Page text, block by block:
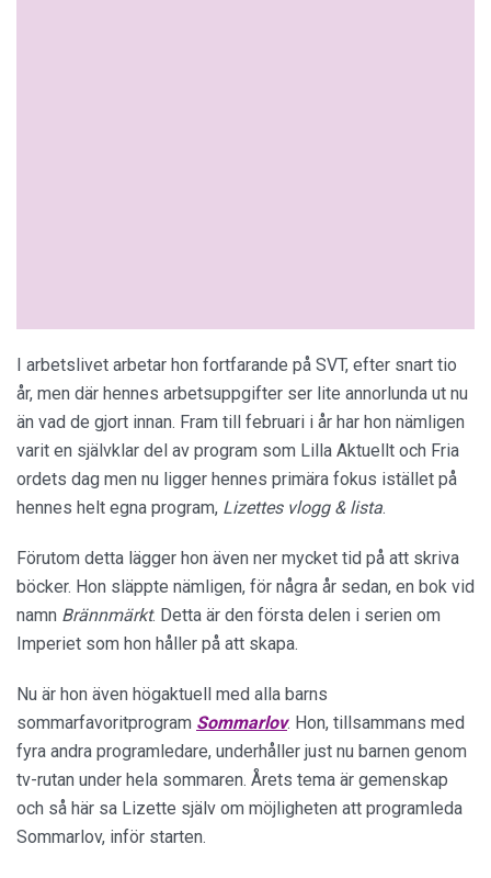
I arbetslivet arbetar hon fortfarande på SVT, efter snart tio
år, men där hennes arbetsuppgifter ser lite annorlunda ut nu
än vad de gjort innan. Fram till februari i år har hon nämligen
varit en självklar del av program som Lilla Aktuellt och Fria
ordets dag men nu ligger hennes primära fokus istället på
hennes helt egna program, Lizettes vlogg & lista.
Förutom detta lägger hon även ner mycket tid på att skriva
böcker. Hon släppte nämligen, för några år sedan, en bok vid
namn Brännmärkt. Detta är den första delen i serien om
Imperiet som hon håller på att skapa.
Nu är hon även högaktuell med alla barns
sommarfavoritprogram Sommarlov. Hon, tillsammans med
fyra andra programledare, underhåller just nu barnen genom
tv-rutan under hela sommaren. Årets tema är gemenskap
och så här sa Lizette själv om möjligheten att programleda
Sommarlov, inför starten.